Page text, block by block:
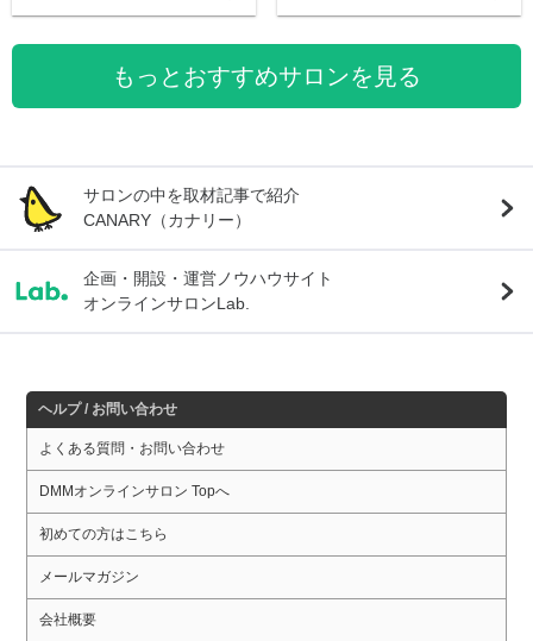
もっとおすすめサロンを見る
サロンの中を取材記事で紹介
CANARY（カナリー）
企画・開設・運営ノウハウサイト
オンラインサロンLab.
ヘルプ / お問い合わせ
よくある質問・お問い合わせ
DMMオンラインサロン Topへ
初めての方はこちら
メールマガジン
会社概要